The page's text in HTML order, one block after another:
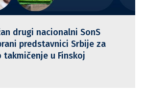
drugi nacionalni SonS
predstavnici Srbije za
takmičenje u Finskoj